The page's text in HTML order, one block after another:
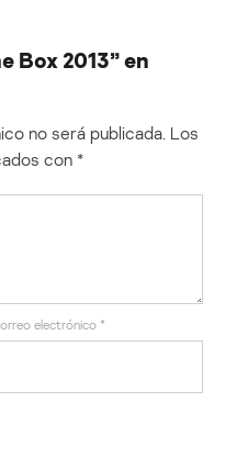
Box 2013” en
no será publicada. Los
con *
electrónico *